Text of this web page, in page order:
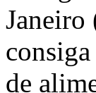
Janeiro
de